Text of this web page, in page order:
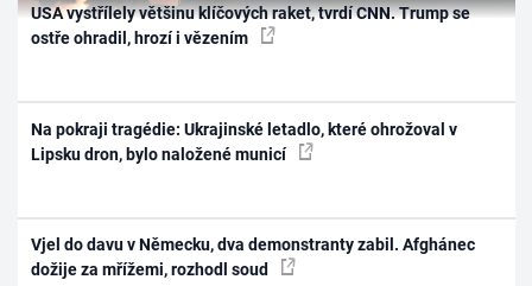
USA vystřílely většinu klíčových raket, tvrdí CNN. Trump se
ostře ohradil, hrozí i vězením
Na pokraji tragédie: Ukrajinské letadlo, které ohrožoval v
Lipsku dron, bylo naložené municí
Vjel do davu v Německu, dva demonstranty zabil. Afghánec
dožije za mřížemi, rozhodl soud